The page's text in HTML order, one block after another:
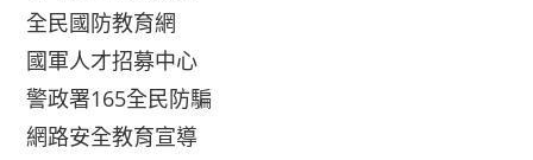
全民國防教育網
國軍人才招募中心
警政署165全民防騙
網路安全教育宣導